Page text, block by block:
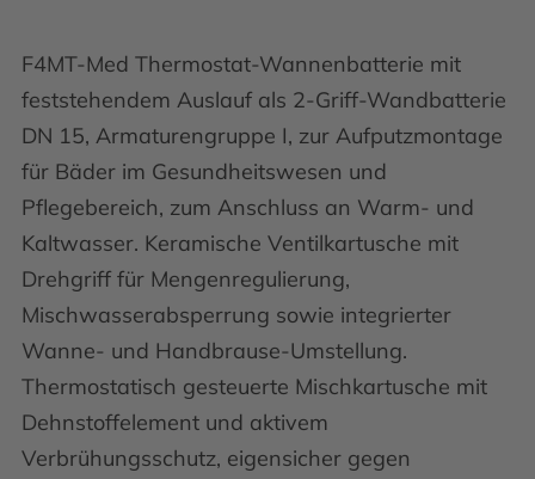
F4MT-Med Thermostat-Wannenbatterie mit
feststehendem Auslauf als 2-Griff-Wandbatterie
DN 15, Armaturengruppe I, zur Aufputzmontage
für Bäder im Gesundheitswesen und
Pflegebereich, zum Anschluss an Warm- und
Kaltwasser. Keramische Ventilkartusche mit
Drehgriff für Mengenregulierung,
Mischwasserabsperrung sowie integrierter
Wanne- und Handbrause-Umstellung.
Thermostatisch gesteuerte Mischkartusche mit
Dehnstoffelement und aktivem
Verbrühungsschutz, eigensicher gegen